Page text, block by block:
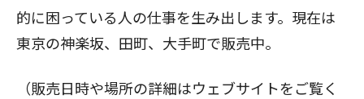
的に困っている人の仕事を生み出します。現在は
東京の神楽坂、田町、大手町で販売中。
（販売日時や場所の詳細はウェブサイトをご覧く